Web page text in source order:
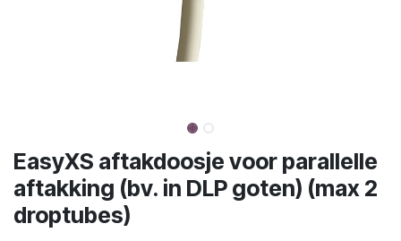
EasyXS aftakdoosje voor parallelle
aftakking (bv. in DLP goten) (max 2
droptubes)